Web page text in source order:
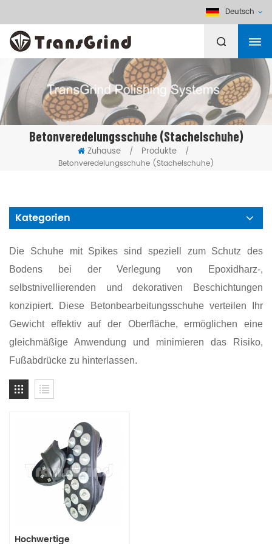
Deutsch
Betonveredelungsschuhe (Stachelschuhe)
Zuhause / Produkte
/
Betonveredelungsschuhe (Stachelschuhe)
Kategorien
Die Schuhe mit Spikes sind speziell zum Schutz des
Bodens bei der Verlegung von Epoxidharz-,
selbstnivellierenden und dekorativen Beschichtungen
konzipiert.
Diese Betonbearbeitungsschuhe verteilen Ihr
Gewicht effektiv auf der Oberfläche, ermöglichen eine
gleichmäßige Anwendung und minimieren das Risiko,
Fußabdrücke zu hinterlassen.
Hochwertige